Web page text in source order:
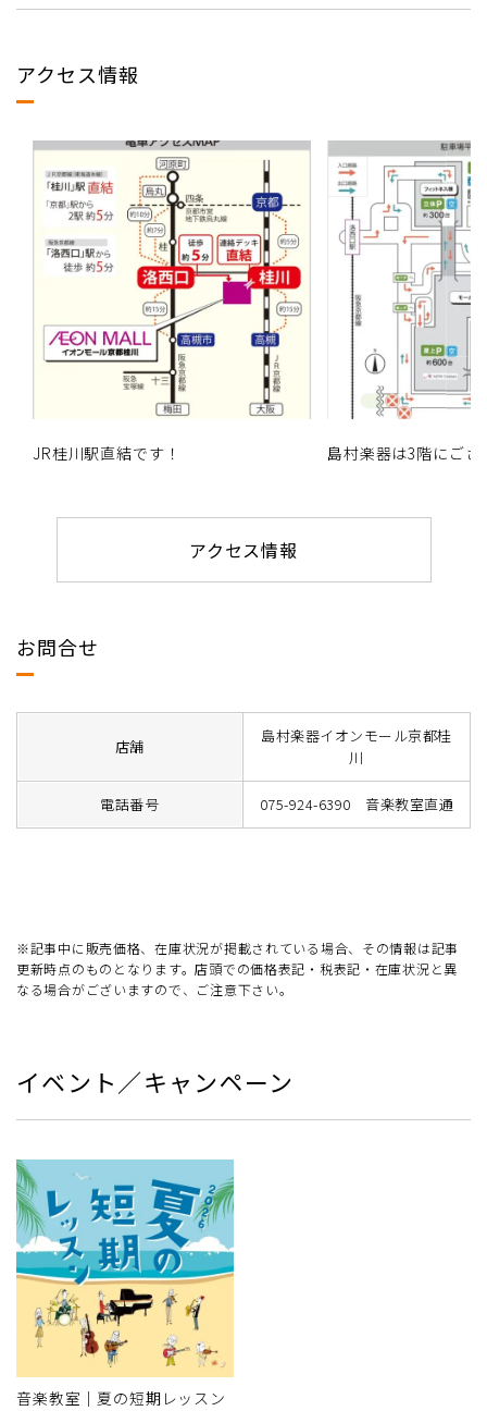
アクセス情報
JR桂川駅直結です！ 島村楽器は3階にござ
アクセス情報
お問合せ
店舗
島村楽器イオンモール京都桂
川
電話番号 075-924-6390 音楽教室直通
※記事中に販売価格、在庫状況が掲載されている場合、その情報は記事
更新時点のものとなります。店頭での価格表記・税表記・在庫状況と異
なる場合がございますので、ご注意下さい。
イベント／キャンペーン
音楽教室｜夏の短期レッスン